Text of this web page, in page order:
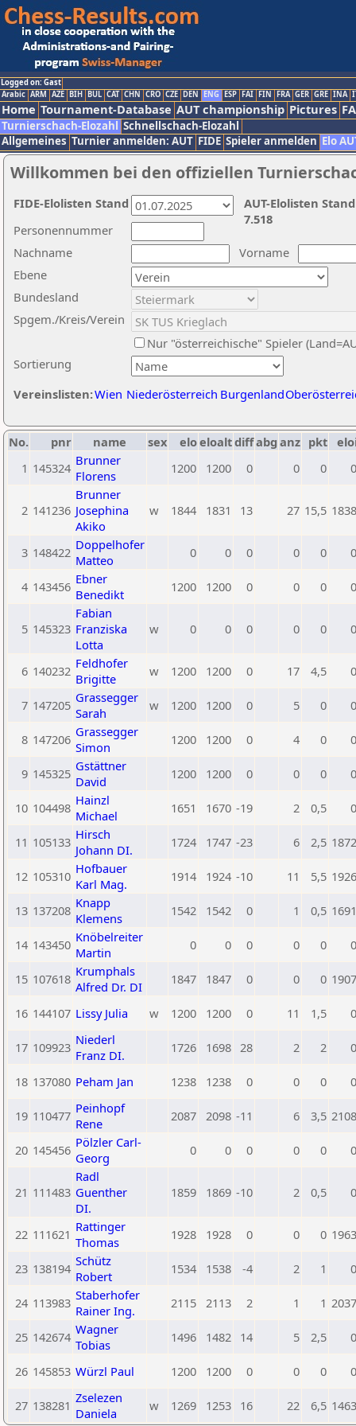
Logged on: Gast
Arabic ARM AZE BIH BUL CAT CHN CRO CZE DEN ENG ESP FAI FIN FRA GER GRE INA
Home Tournament-Database AUT championship Pictures
Turnierschach-Elozahl Schnellschach-Elozahl
Allgemeines Turnier anmelden: AUT FIDE Spieler anmelden Elo
Willkommen bei den offiziellen
Nachname
Vorname
Ebene
Sortierung
Personennummer
Bundesland
Spgem./Kreis/Verein
Nur "österreichische" Spieler
Vereinslisten:Wien Niederösterreich Burgenland
AUT-Elolisten
7.518
FIDE-Elolisten Stand
No. pnr name sex eloeloaltdiffabg anz pkt
1 145324 Brunner
Florens
1200 1200 0 0 0 0
2 141236
Brunner
Josephina
Akiko
w 1844 1831 13 27 15,5 1838
3 148422 Doppelhofer
Matteo
0 0 0 0 0 0
4 143456 Ebner
Benedikt
1200 1200 0 0 0 0
5 145323
Fabian
Franziska
Lotta
w 0 0 0 0 0 0
6 140232 Feldhofer
Brigitte
w 1200 1200 0 17 4,5 0
7 147205 Grassegger
Sarah
w 1200 1200 0 5 0 0
8 147206 Grassegger
Simon
1200 1200 0 4 0 0
9 145325 Gstättner
David
1200 1200 0 0 0 0
10 104498 Hainzl
Michael
1651 1670 -19 2 0,5 0
11 105133 Hirsch
Johann DI.
1724 1747 -23 6 2,5 1872
12 105310 Hofbauer
Karl Mag.
1914 1924 -10 11 5,5 1926
13 137208 Knapp
Klemens
1542 1542 0 1 0,5 1691
14 143450 Knöbelreiter
Martin
0 0 0 0 0 0
15 107618 Krumphals
Alfred Dr. DI
1847 1847 0 0 0 1907
16 144107 Lissy Julia w 1200 1200 0 11 1,5 0
17 109923 Niederl
Franz DI.
1726 1698 28 2 2 0
18 137080 Peham Jan 1238 1238 0 0 0 0
19 110477 Peinhopf
Rene
2087 2098 -11 6 3,5 2108
20 145456 Pölzler Carl-
Georg
0 0 0 0 0 0
21 111483
Radl
Guenther
DI.
1859 1869 -10 2 0,5 0
22 111621 Rattinger
Thomas
1928 1928 0 0 0 1963
23 138194 Schütz
Robert
1534 1538 -4 2 1 0
24 113983 Staberhofer
Rainer Ing.
2115 2113 2 1 1 2037
25 142674 Wagner
Tobias
1496 1482 14 5 2,5 0
26 145853 Würzl Paul 1200 1200 0 0 0 0
27 138281 Zselezen
Daniela
w 1269 1253 16 22 6,5 1463